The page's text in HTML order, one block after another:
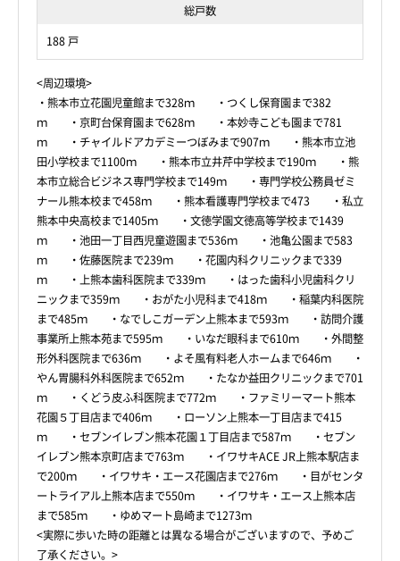
総戸数
188 戸
<周辺環境>
・熊本市立花園児童館まで328ｍ ・つくし保育園まで382
ｍ ・京町台保育園まで628ｍ ・本妙寺こども園まで781
ｍ ・チャイルドアカデミーつぼみまで907ｍ ・熊本市立池
田小学校まで1100ｍ ・熊本市立井芹中学校まで190ｍ ・熊
本市立総合ビジネス専門学校まで149ｍ ・専門学校公務員ゼミ
ナール熊本校まで458ｍ ・熊本看護専門学校まで473 ・私立
熊本中央高校まで1405ｍ ・文徳学園文徳高等学校まで1439
ｍ ・池田一丁目西児童遊園まで536ｍ ・池亀公園まで583
ｍ ・佐藤医院まで239ｍ ・花園内科クリニックまで339
ｍ ・上熊本歯科医院まで339ｍ ・はった歯科小児歯科クリ
ニックまで359ｍ ・おがた小児科まで418ｍ ・稲葉内科医院
まで485ｍ ・なでしこガーデン上熊本まで593ｍ ・訪問介護
事業所上熊本苑まで595ｍ ・いなだ眼科まで610ｍ ・外間整
形外科医院まで636ｍ ・よそ風有料老人ホームまで646ｍ ・
やん胃腸科外科医院まで652ｍ ・たなか益田クリニックまで701
ｍ ・くどう皮ふ科医院まで772ｍ ・ファミリーマート熊本
花園５丁目店まで406ｍ ・ローソン上熊本一丁目店まで415
ｍ ・セブンイレブン熊本花園１丁目店まで587ｍ ・セブン
イレブン熊本京町店まで763ｍ ・イワサキACE JR上熊本駅店ま
で200ｍ ・イワサキ・エース花園店まで276ｍ ・目がセンタ
ートライアル上熊本店まで550ｍ ・イワサキ・エース上熊本店
まで585ｍ ・ゆめマート島崎まで1273ｍ
<実際に歩いた時の距離とは異なる場合がございますので、予めご
了承ください。>